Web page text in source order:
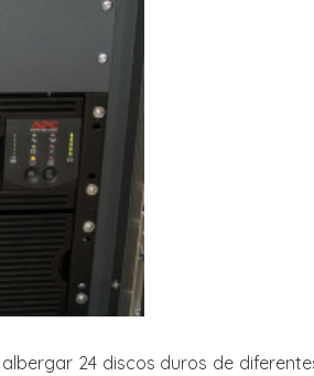
24 discos duros de